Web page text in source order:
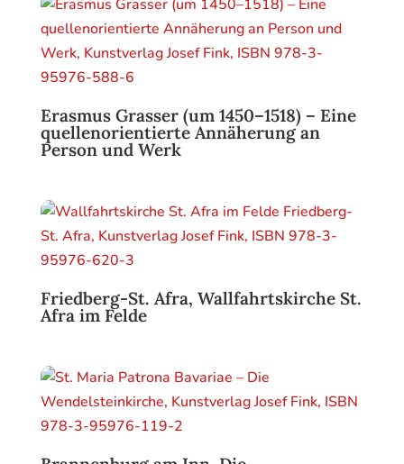
Erasmus Grasser (um 1450–1518) – Eine
quellenorientierte Annäherung an
Person und Werk
Friedberg-St. Afra, Wallfahrtskirche St.
Afra im Felde